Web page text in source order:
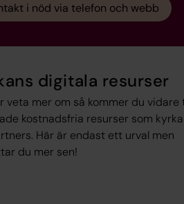
i nöd via telefon och webb
digitala resurser
veta mer om så kommer du vidare
kostnadsfria resurser som
Här är endast ett urval men
du mer sen!